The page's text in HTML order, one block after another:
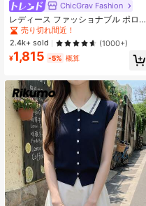
ChicGrav Fashion
レディース ファッショナブル ポロカ
ラー ラグラン 半袖 ニットTシャツ 春
夏新作 軽量 カジュアル カーディガ
ン風トップス 秋
売り切れ間近！
2.4k+ sold
(1000+)
¥1,815 -5% 概算